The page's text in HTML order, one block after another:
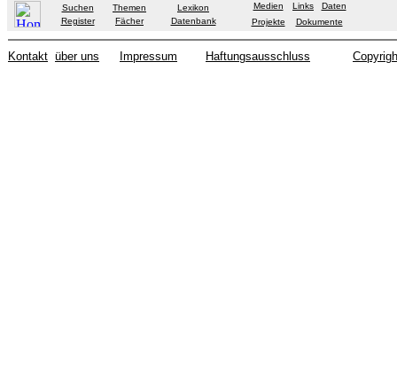
Suchen Themen
Lexikon
Register
Fächer Datenbank
Medien Links
Daten
Projekte
Dokumente
Kontakt über uns Impressum Haftungsausschluss